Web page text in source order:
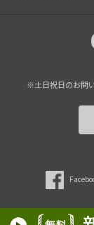
※土日祝日のお問